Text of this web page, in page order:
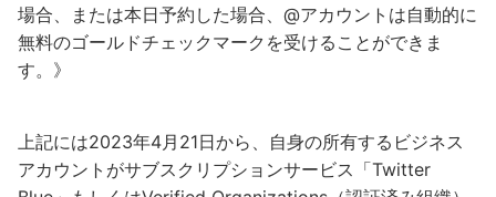
場合、または本日予約した場合、@アカウントは自動的に
無料のゴールドチェックマークを受けることができま
す。》
上記には2023年4月21日から、自身の所有するビジネス
アカウントがサブスクリプションサービス「Twitter